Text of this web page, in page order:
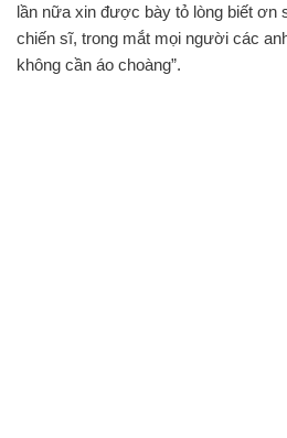
lần nữa xin được bày tỏ lòng biết ơn
chiến sĩ, trong mắt mọi người các
không cần áo choàng”.